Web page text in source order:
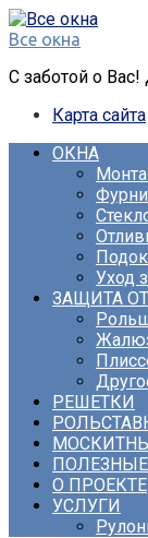
Перейти
к
Все окна
С заботой о
Карта сайта
ОКНА
Уход
ЗАЩИТА
РЕШЕТКИ
О ПРОЕКТЕ
УСЛУГИ